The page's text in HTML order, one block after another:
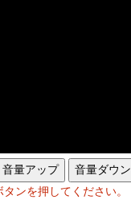
音量アップ 音量ダウン
ンを押してください。